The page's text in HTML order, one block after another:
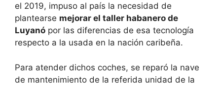
el 2019, impuso al país la necesidad de
plantearse mejorar el taller habanero de
Luyanó por las diferencias de esa tecnología
respecto a la usada en la nación caribeña.
Para atender dichos coches, se reparó la nave
de mantenimiento de la referida unidad de la